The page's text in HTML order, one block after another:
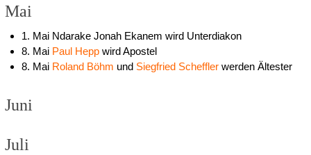
Mai
1. Mai Ndarake Jonah Ekanem wird Unterdiakon
8. Mai Paul Hepp wird Apostel
8. Mai Roland Böhm und Siegfried Scheffler werden Ältester
Juni
Juli